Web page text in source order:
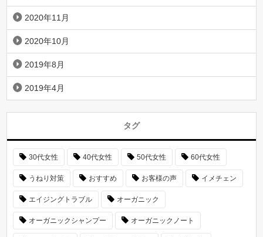
2020年11月
2020年10月
2019年8月
2019年4月
タグ
30代女性 40代女性 50代女性 60代女性
うねり対策 おすすめ お客様の声 イメチェン
エイジングトラブル オーガニック
オーガニックシャンプー オーガニックノート